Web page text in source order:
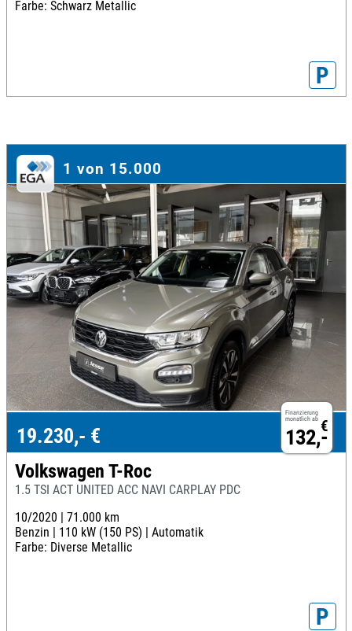
Farbe: Schwarz Metallic
P
1 von 15.000
Finanzierung
monatlich ab €
132,-
19.230,- €
Volkswagen T-Roc
1.5 TSI ACT UNITED ACC NAVI CARPLAY PDC
10/2020 | 71.000 km
Benzin | 110 kW (150 PS) | Automatik
Farbe: Diverse Metallic
P